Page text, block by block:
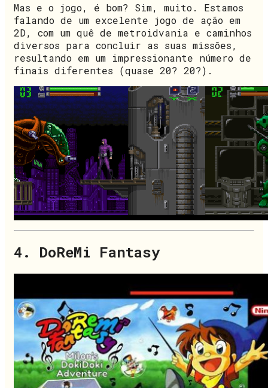
Mas e o jogo, é bom? Sim, muito. Estamos
falando de um excelente jogo de ação em
2D, com um quê de metroidvania e caminhos
diversos para concluir as suas missões,
resultando em um impressionante número de
finais diferentes (quase 20? 20?).
4. DoReMi Fantasy